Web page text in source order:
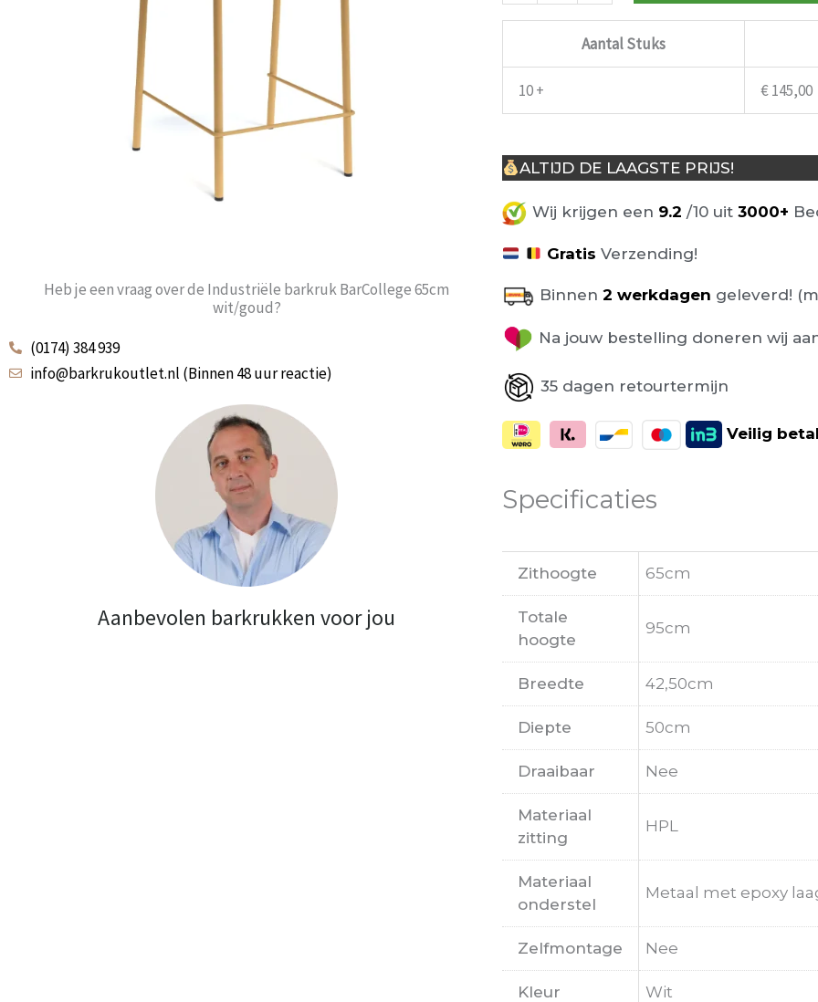
Heb je een vraag over de Industriële barkruk BarCollege 65cm
wit/goud?
(0174) 384 939
info@barkrukoutlet.nl (Binnen 48 uur reactie)
Aanbevolen barkrukken voor jou
Aantal Stuks
10 + €145,00
ALTIJD DE LAAGSTE PRIJS!
Wij krijgen een 9.2 /10 uit 3000+
Gratis Verzending!
Binnen 2 werkdagen geleverd!
Na jouw bestelling doneren wij
35 dagen retourtermijn
Veilig
Specificaties
Zithoogte 65cm
Totale
hoogte
95cm
Breedte 42,50cm
Diepte 50cm
Draaibaar Nee
Materiaal
zitting
HPL
Materiaal
onderstel
Metaal met epoxy
Zelfmontage Nee
Kleur Wit